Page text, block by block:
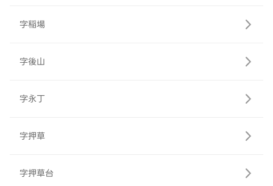
字稲場
字後山
字永丁
字押草
字押草台